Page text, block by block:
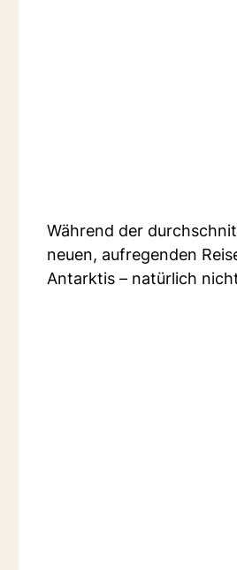
Während der
neuen, aufregenden
Antarktis – natürlich